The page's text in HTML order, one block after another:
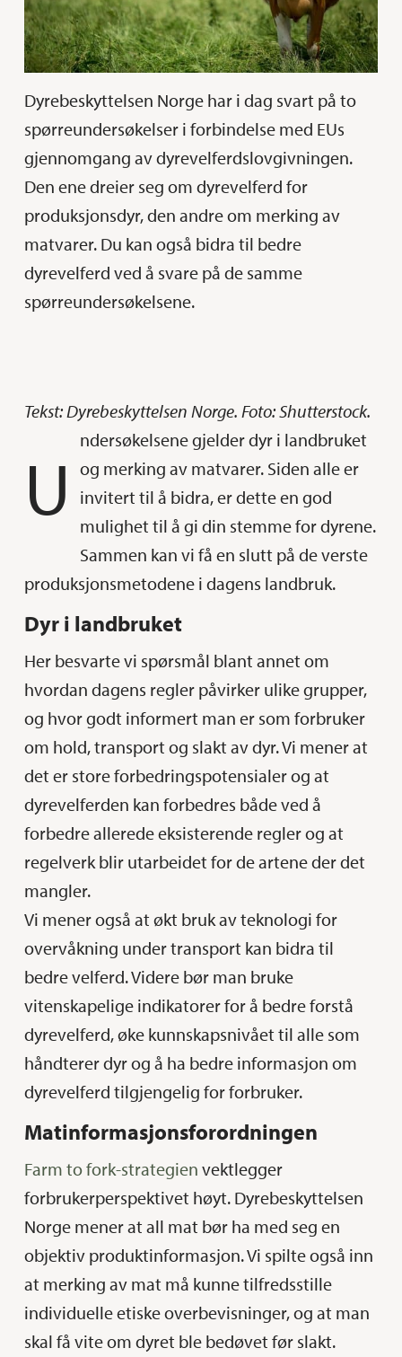
Dyrebeskyttelsen Norge har i dag svart på to
spørreundersøkelser i forbindelse med EUs
gjennomgang av dyrevelferdslovgivningen.
Den ene dreier seg om dyrevelferd for
produksjonsdyr, den andre om merking av
matvarer. Du kan også bidra til bedre
dyrevelferd ved å svare på de samme
spørreundersøkelsene.
Tekst: Dyrebeskyttelsen Norge. Foto: Shutterstock.
U
ndersøkelsene gjelder dyr i landbruket
og merking av matvarer. Siden alle er
invitert til å bidra, er dette en god
mulighet til å gi din stemme for dyrene.
Sammen kan vi få en slutt på de verste
produksjonsmetodene i dagens landbruk.
Dyr i landbruket
Her besvarte vi spørsmål blant annet om
hvordan dagens regler påvirker ulike grupper,
og hvor godt informert man er som forbruker
om hold, transport og slakt av dyr. Vi mener at
det er store forbedringspotensialer og at
dyrevelferden kan forbedres både ved å
forbedre allerede eksisterende regler og at
regelverk blir utarbeidet for de artene der det
mangler.
Vi mener også at økt bruk av teknologi for
overvåkning under transport kan bidra til
bedre velferd. Videre bør man bruke
vitenskapelige indikatorer for å bedre forstå
dyrevelferd, øke kunnskapsnivået til alle som
håndterer dyr og å ha bedre informasjon om
dyrevelferd tilgjengelig for forbruker.
Matinformasjonsforordningen
Farm to fork-strategien vektlegger
forbrukerperspektivet høyt. Dyrebeskyttelsen
Norge mener at all mat bør ha med seg en
objektiv produktinformasjon. Vi spilte også inn
at merking av mat må kunne tilfredsstille
individuelle etiske overbevisninger, og at man
skal få vite om dyret ble bedøvet før slakt.